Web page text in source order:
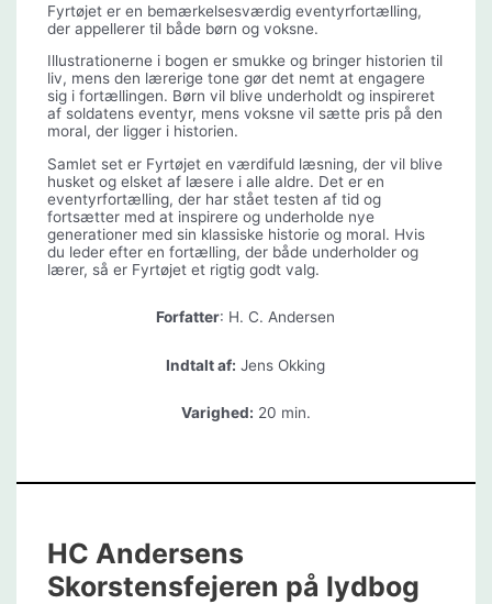
Fyrtøjet er en bemærkelsesværdig eventyrfortælling,
der appellerer til både børn og voksne.
Illustrationerne i bogen er smukke og bringer historien til
liv, mens den lærerige tone gør det nemt at engagere
sig i fortællingen. Børn vil blive underholdt og inspireret
af soldatens eventyr, mens voksne vil sætte pris på den
moral, der ligger i historien.
Samlet set er Fyrtøjet en værdifuld læsning, der vil blive
husket og elsket af læsere i alle aldre. Det er en
eventyrfortælling, der har stået testen af tid og
fortsætter med at inspirere og underholde nye
generationer med sin klassiske historie og moral. Hvis
du leder efter en fortælling, der både underholder og
lærer, så er Fyrtøjet et rigtig godt valg.
Forfatter: H. C. Andersen
Indtalt af: Jens Okking
Varighed: 20 min.
HC Andersens
Skorstensfejeren på lydbog